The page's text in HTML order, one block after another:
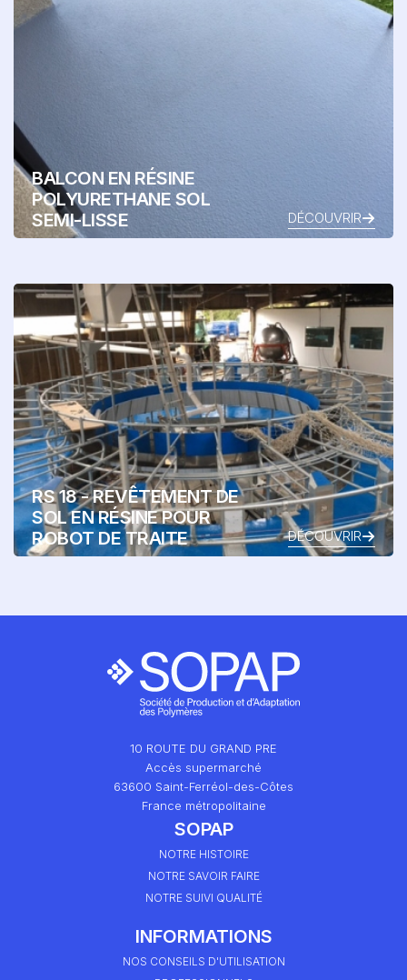
BALCON EN RÉSINE
POLYURETHANE SOL
SEMI-LISSE
DÉCOUVRIR
RS 18 - REVÊTEMENT DE
SOL EN RÉSINE POUR
ROBOT DE TRAITE
DÉCOUVRIR
10 ROUTE DU GRAND PRE
Accès supermarché
63600 Saint-Ferréol-des-Côtes
France métropolitaine
SOPAP
NOTRE HISTOIRE
NOTRE SAVOIR FAIRE
NOTRE SUIVI QUALITÉ
INFORMATIONS
NOS CONSEILS D'UTILISATION